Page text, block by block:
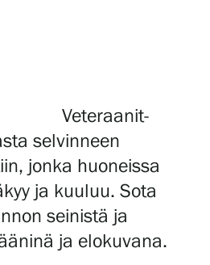
Veteraanit-
selvinneen
jonka huoneissa
ja kuuluu. Sota
seinistä ja
ja elokuvana.